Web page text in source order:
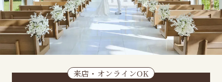
来店・オンラインOK